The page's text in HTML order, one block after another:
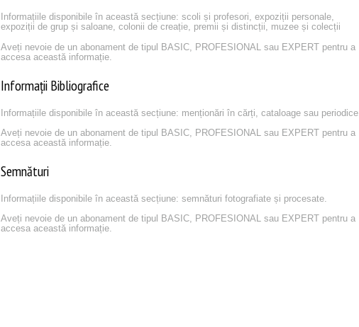
Informațiile disponibile în această secțiune: scoli și profesori, expoziții personale,
expoziții de grup și saloane, colonii de creație, premii și distincții, muzee și colecții
Aveți nevoie de un abonament de tipul BASIC, PROFESIONAL sau EXPERT pentru a
accesa această informație.
Informații Bibliografice
Informațiile disponibile în această secțiune: menționări în cărți, cataloage sau periodice.
Aveți nevoie de un abonament de tipul BASIC, PROFESIONAL sau EXPERT pentru a
accesa această informație.
Semnături
Informațiile disponibile în această secțiune: semnături fotografiate și procesate.
Aveți nevoie de un abonament de tipul BASIC, PROFESIONAL sau EXPERT pentru a
accesa această informație.